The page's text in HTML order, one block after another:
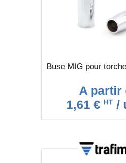
Buse MIG pour
A partir
1,61 € HT /